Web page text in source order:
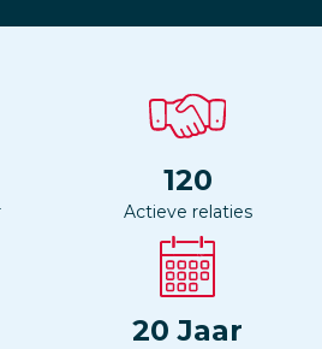
120
Actieve relaties
20 Jaar